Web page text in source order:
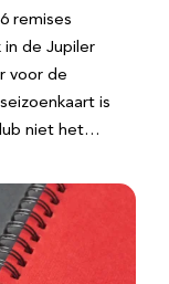
remises
de Jupiler
voor de
is
niet het…